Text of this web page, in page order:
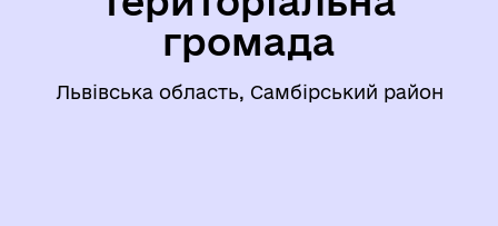
громада
Львівська область, Самбірський район